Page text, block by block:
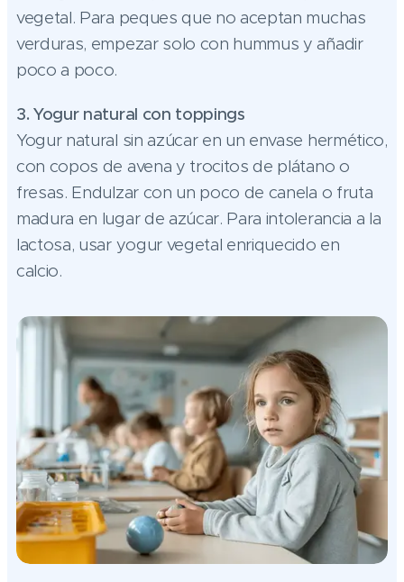
vegetal. Para peques que no aceptan muchas
verduras, empezar solo con hummus y añadir
poco a poco.
3. Yogur natural con toppings
Yogur natural sin azúcar en un envase hermético,
con copos de avena y trocitos de plátano o
fresas. Endulzar con un poco de canela o fruta
madura en lugar de azúcar. Para intolerancia a la
lactosa, usar yogur vegetal enriquecido en
calcio.